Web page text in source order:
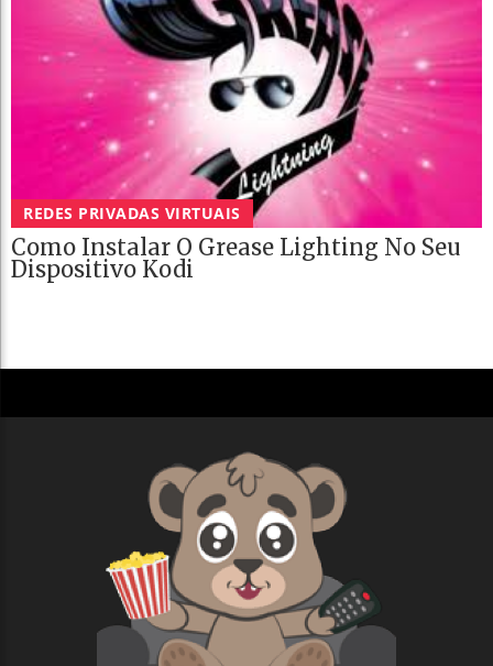
REDES PRIVADAS VIRTUAIS
Como Instalar O Grease Lighting No Seu
Dispositivo Kodi